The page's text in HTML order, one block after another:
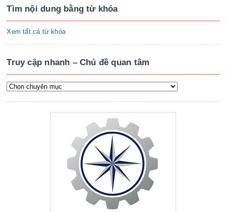
Tìm nội dung bằng từ khóa
Xem tất cả từ khóa
Truy cập nhanh – Chủ đề quan tâm